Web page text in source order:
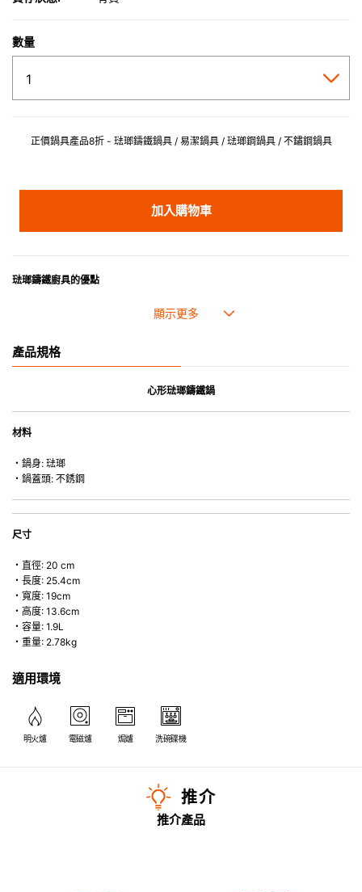
數量
正價鍋具產品8折 - 琺瑯鑄鐵鍋具 / 易潔鍋具 / 琺瑯鋼鍋具 / 不鏽鋼鍋具
加入購物車
琺瑯鑄鐵廚具的優點
• 琺瑯鑄鐵傳熱性均勻，不會產生過熱點。
• 重身的鍋蓋能有助防止蒸氣溜走,易於 保持食物的原汁原味。
• 琺瑯抗酸鹼，不會殘留氣味，安全衛生。
產品規格
心形琺瑯鑄鐵鍋
材料
・鍋身: 琺瑯
・鍋蓋頭: 不銹鋼
尺寸
・直徑: 20 cm
・長度: 25.4cm
・寬度: 19cm
・高度: 13.6cm
・容量: 1.9L
・重量: 2.78kg
適用環境
明火爐 電磁爐 焗爐 洗碗碟機
推介
推介產品